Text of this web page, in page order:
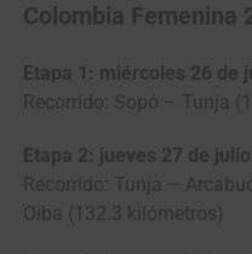
Colombia Femenina
Etapa 1: miércoles 26 de
Recorrido: Sopó – Tunja
Etapa 2: jueves 27 de julio
Recorrido: Tunja –
Oiba (132.3 kilómetros)